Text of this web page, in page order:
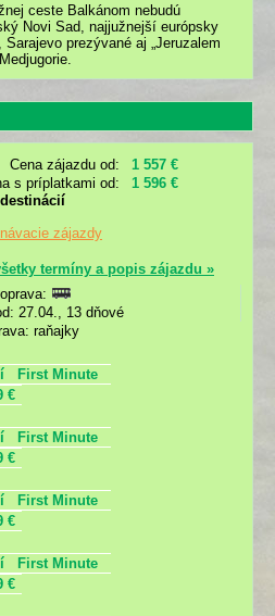
ceste Balkánom nebudú
Novi Sad, najjužnejší európsky
prezývané aj „Jeruzalem
Medjugorie.
Cena zájazdu od:
1 557 €
s príplatkami od:
1 596 €
zájazdy
termíny a popis zájazdu »
27.04., 13 dňové
raňajky
First Minute
€
First Minute
€
First Minute
€
First Minute
€